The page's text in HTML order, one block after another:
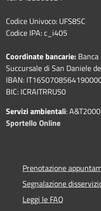
Codice Univoco: UFS8SC
Codice IPA: c_i405
Coordinate bancarie:
Succursale di San Daniele
IBAN:
BIC: ICRAITRRU50
Servizi ambientali: A&T2000
Sportello Online
Prenotazione
Segnalazione
Leggi le FAQ